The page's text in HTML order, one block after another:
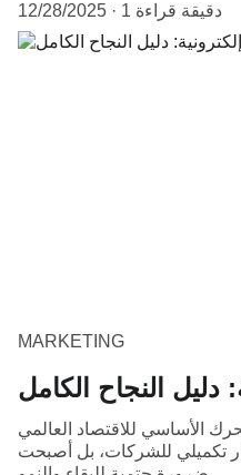
12/28/2025
1 دقيقة قراءة
MARKETING
دليل النجاح الكامل
الأساسي للاقتصاد العالمي
تكميلي للشركات، بل أصبحت